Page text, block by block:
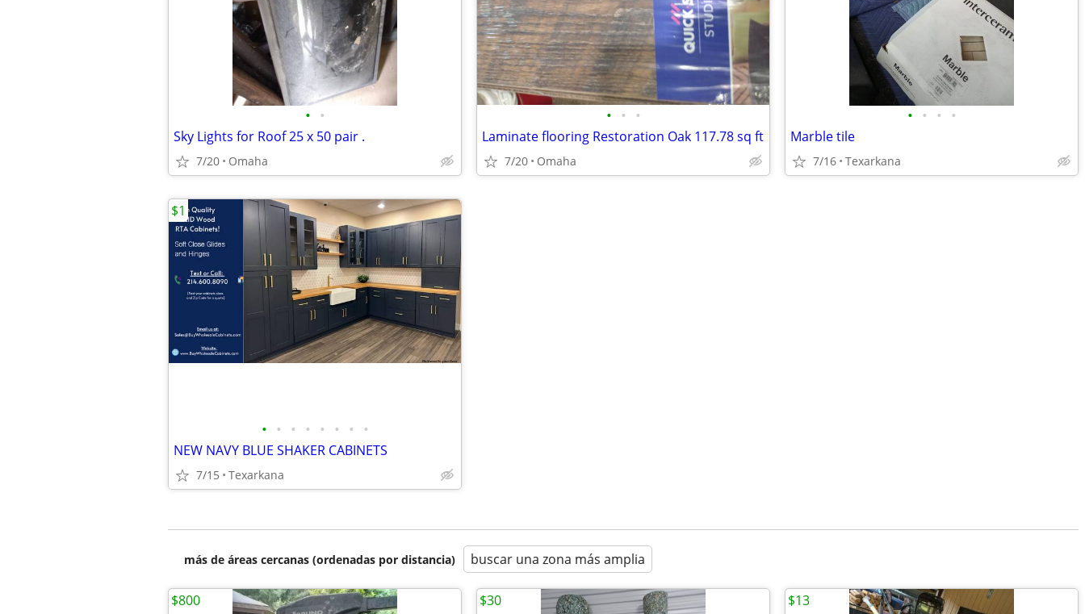
• •
Sky Lights for Roof 25 x 50 pair .
7/20 Omaha
• • •
Laminate flooring Restoration Oak 117.78 sq ft
7/20 Omaha
• • • •
Marble tile
7/16 Texarkana
• • • • • • • •
NEW NAVY BLUE SHAKER CABINETS
7/15 Texarkana
$1
más de áreas cercanas (ordenadas por distancia) buscar una zona más amplia
$800 $30 $13